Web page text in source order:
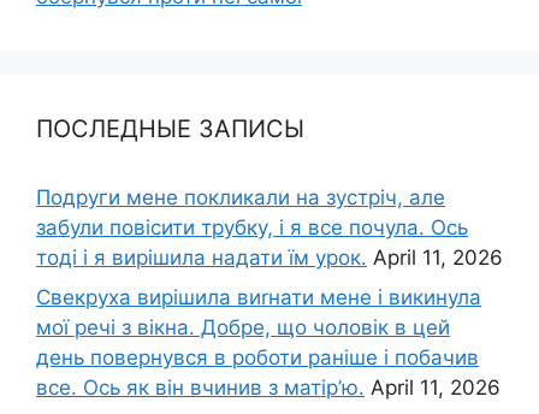
ПОСЛЕДНЫЕ ЗАПИСЫ
Подруги мене покликали на зустріч, але
забули повісити трубку, і я все почула. Ось
тоді і я вирішила надати їм урок. April 11, 2026
Свекруха вирішила виrнати мене і викинула
мої речі з вікна. Добре, що чоловік в цей
день повернувся в роботи раніше і побачив
все. Ось як він вчинив з матір’ю. April 11, 2026